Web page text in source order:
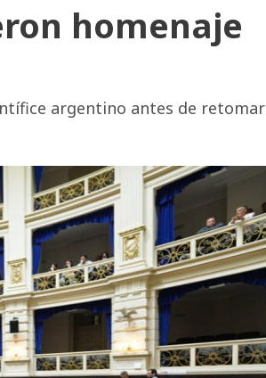
homenaje
argentino antes de retomar